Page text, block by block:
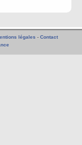
légales - Contact